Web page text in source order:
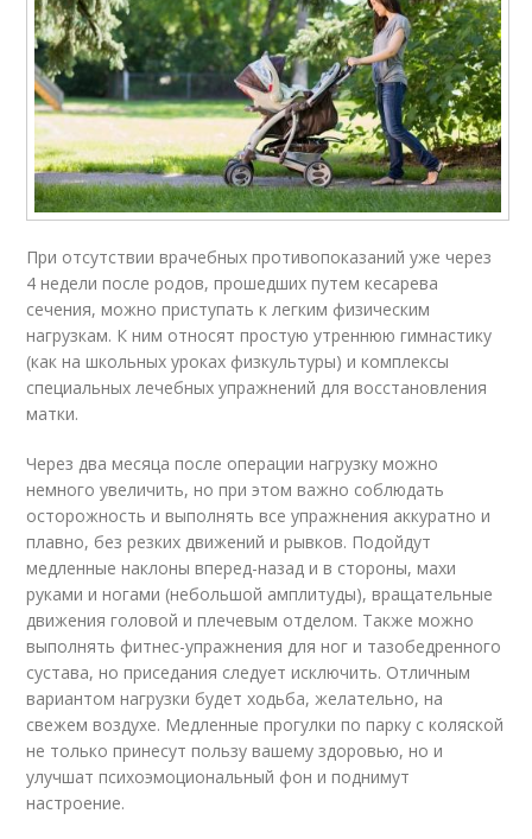
При отсутствии врачебных противопоказаний уже через
4 недели после родов, прошедших путем кесарева
сечения, можно приступать к легким физическим
нагрузкам. К ним относят простую утреннюю гимнастику
(как на школьных уроках физкультуры) и комплексы
специальных лечебных упражнений для восстановления
матки.
Через два месяца после операции нагрузку можно
немного увеличить, но при этом важно соблюдать
осторожность и выполнять все упражнения аккуратно и
плавно, без резких движений и рывков. Подойдут
медленные наклоны вперед-назад и в стороны, махи
руками и ногами (небольшой амплитуды), вращательные
движения головой и плечевым отделом. Также можно
выполнять фитнес-упражнения для ног и тазобедренного
сустава, но приседания следует исключить. Отличным
вариантом нагрузки будет ходьба, желательно, на
свежем воздухе. Медленные прогулки по парку с коляской
не только принесут пользу вашему здоровью, но и
улучшат психоэмоциональный фон и поднимут
настроение.